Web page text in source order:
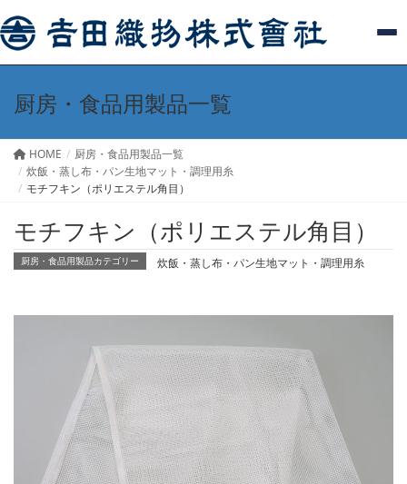
厨房・食品用製品一覧
HOME
厨房・食品用製品一覧
炊飯・蒸し布・パン生地マット・調理用糸
モチフキン（ポリエステル角目）
モチフキン（ポリエステル角目）
厨房・食品用製品カテゴリー 炊飯・蒸し布・パン生地マット・調理用糸